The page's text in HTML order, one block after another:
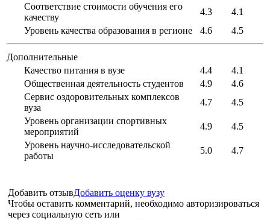
Соответствие стоимости обучения его
качеству
4.3
4.1
Уровень качества образования в регионе
4.6 4.5
Дополнительные
Качество питания в вузе
4.4
4.1
Общественная деятельность студентов
4.9
4.6
Сервис оздоровительных комплексов
вуза
4.7
4.5
Уровень организации спортивных
мероприятий
4.9
4.5
Уровень научно-исследовательской
работы
5.0 4.7
Добавить отзывДобавить оценку вузу
Чтобы оставить комментарий, необходимо авторизироваться
через социальную сеть или